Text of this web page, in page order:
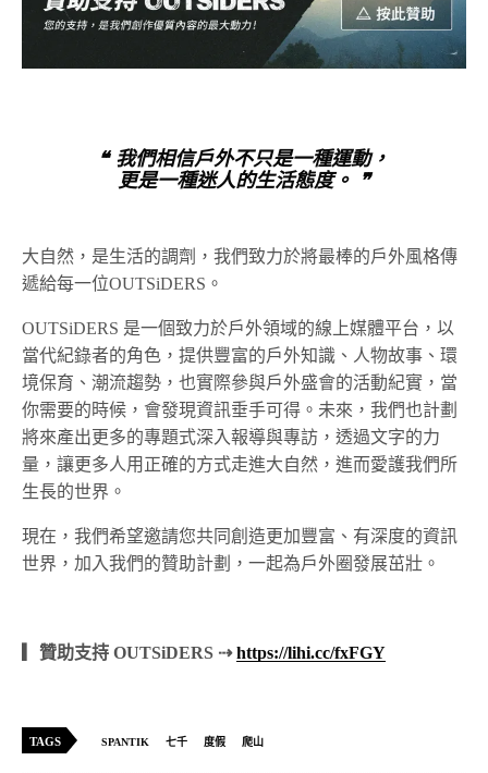
❝ 我們相信戶外不只是一種運動，
更是一種迷人的生活態度。 ❞
大自然，是生活的調劑，我們致力於將最棒的戶外風格傳
遞給每一位OUTSiDERS。
OUTSiDERS 是一個致力於戶外領域的線上媒體平台，以
當代紀錄者的角色，提供豐富的戶外知識、人物故事、環
境保育、潮流趨勢，也實際參與戶外盛會的活動紀實，當
你需要的時候，會發現資訊垂手可得。未來，我們也計劃
將來產出更多的專題式深入報導與專訪，透過文字的力
量，讓更多人用正確的方式走進大自然，進而愛護我們所
生長的世界。
現在，我們希望邀請您共同創造更加豐富、有深度的資訊
世界，加入我們的贊助計劃，一起為戶外圈發展茁壯。
▎贊助支持 OUTSiDERS ⇢https://lihi.cc/fxFGY
TAGS SPANTIK 七千 度假 爬山